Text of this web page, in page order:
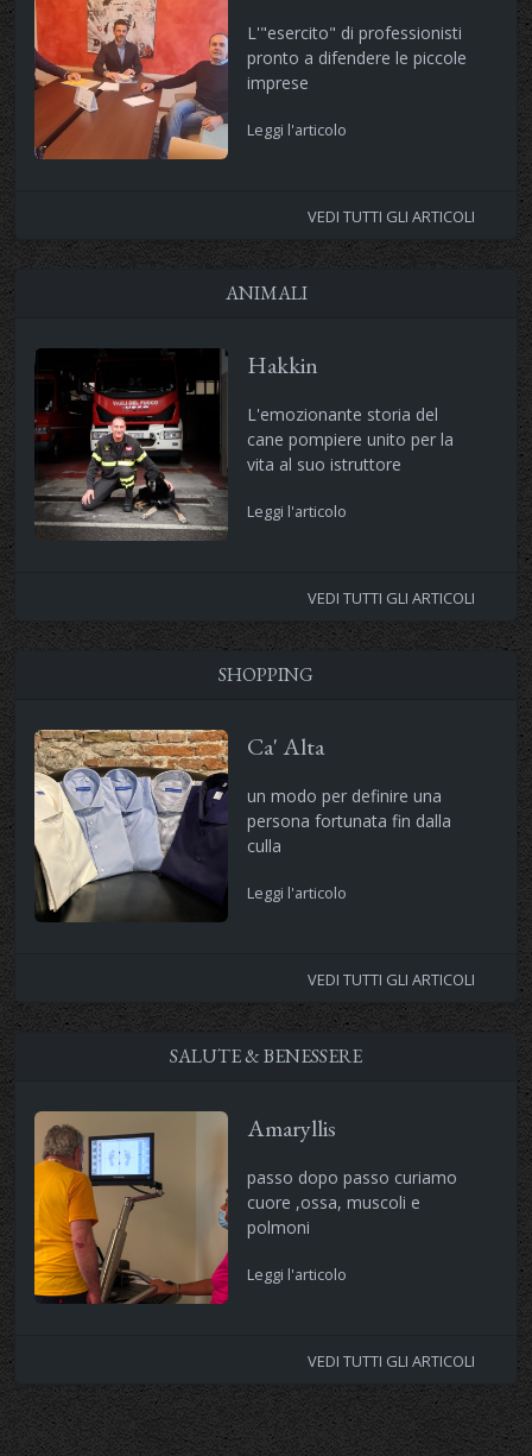
L'"esercito" di professionisti
pronto a difendere le piccole
imprese
Leggi l'articolo
VEDI TUTTI GLI ARTICOLI
ANIMALI
Hakkin
L'emozionante storia del
cane pompiere unito per la
vita al suo istruttore
Leggi l'articolo
VEDI TUTTI GLI ARTICOLI
SHOPPING
Ca' Alta
un modo per definire una
persona fortunata fin dalla
culla
Leggi l'articolo
VEDI TUTTI GLI ARTICOLI
SALUTE & BENESSERE
Amaryllis
passo dopo passo curiamo
cuore ,ossa, muscoli e
polmoni
Leggi l'articolo
VEDI TUTTI GLI ARTICOLI